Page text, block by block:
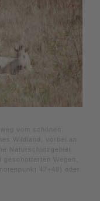
vom schönen
Wildland, vorbei an
Naturschutzgebiet
geschotterten Wegen,
47+48) oder